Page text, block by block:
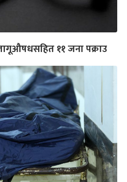
११ जना पक्राउ